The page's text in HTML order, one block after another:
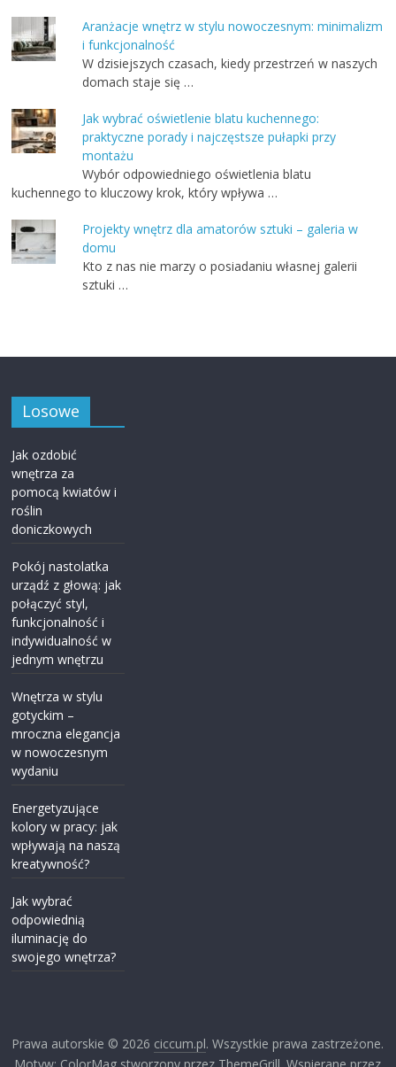
Aranżacje wnętrz w stylu nowoczesnym: minimalizm
i funkcjonalność
W dzisiejszych czasach, kiedy przestrzeń w naszych
domach staje się …
Jak wybrać oświetlenie blatu kuchennego:
praktyczne porady i najczęstsze pułapki przy
montażu
Wybór odpowiedniego oświetlenia blatu
kuchennego to kluczowy krok, który wpływa …
Projekty wnętrz dla amatorów sztuki – galeria w
domu
Kto z nas nie marzy o posiadaniu własnej galerii
sztuki …
Losowe
Jak ozdobić
wnętrza za
pomocą kwiatów i
roślin
doniczkowych
Pokój nastolatka
urządź z głową: jak
połączyć styl,
funkcjonalność i
indywidualność w
jednym wnętrzu
Wnętrza w stylu
gotyckim –
mroczna elegancja
w nowoczesnym
wydaniu
Energetyzujące
kolory w pracy: jak
wpływają na naszą
kreatywność?
Jak wybrać
odpowiednią
iluminację do
swojego wnętrza?
Prawa autorskie © 2026 ciccum.pl. Wszystkie prawa zastrzeżone.